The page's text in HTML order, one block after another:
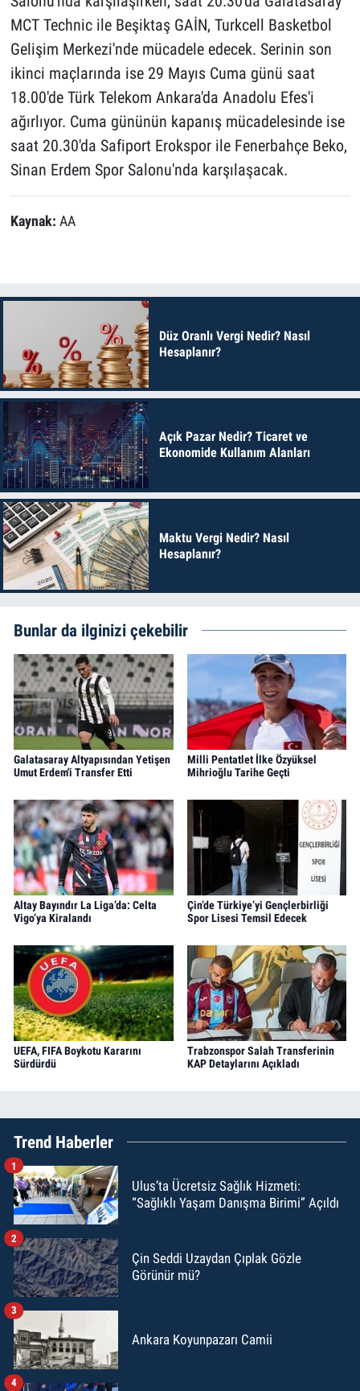
MCT Technic ile Beşiktaş GAİN, Turkcell Basketbol
Gelişim Merkezi'nde mücadele edecek. Serinin son
ikinci maçlarında ise 29 Mayıs Cuma günü saat
18.00'de Türk Telekom Ankara'da Anadolu Efes'i
ağırlıyor. Cuma gününün kapanış mücadelesinde ise
saat 20.30'da Safiport Erokspor ile Fenerbahçe Beko,
Sinan Erdem Spor Salonu'nda karşılaşacak.
Kaynak: AA
Düz Oranlı Vergi Nedir? Nasıl
Hesaplanır?
Açık Pazar Nedir? Ticaret ve
Ekonomide Kullanım Alanları
Maktu Vergi Nedir? Nasıl
Hesaplanır?
Bunlar da ilginizi çekebilir
Galatasaray Altyapısından Yetişen
Umut Erdem'i Transfer Etti
Milli Pentatlet İlke Özyüksel
Mihrioğlu Tarihe Geçti
Altay Bayındır La Liga’da: Celta
Vigo’ya Kiralandı
Çin’de Türkiye’yi Gençlerbirliği
Spor Lisesi Temsil Edecek
UEFA, FIFA Boykotu Kararını
Sürdürdü
Trabzonspor Salah Transferinin
KAP Detaylarını Açıkladı
Trend Haberler
Ulus’ta Ücretsiz Sağlık Hizmeti:
“Sağlıklı Yaşam Danışma Birimi” Açıldı
1
Çin Seddi Uzaydan Çıplak Gözle
Görünür mü?
2
Ankara Koyunpazarı Camii
3
4